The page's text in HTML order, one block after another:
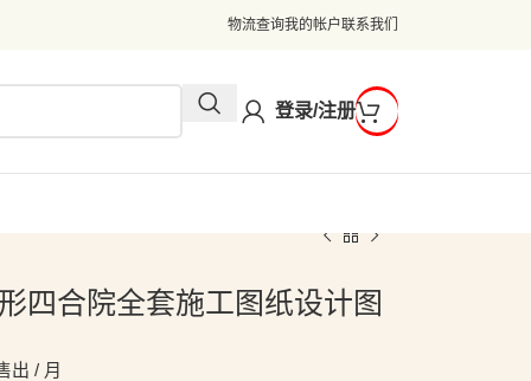
物流查询我的帐户联系我们
登录/注册
四合院全套施工图纸设计图
出 / 月